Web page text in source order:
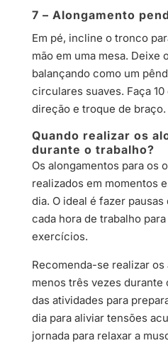
7 – Alongamento
Em pé, incline o tronco
mão em uma mesa. Deixe
balançando como um
circulares suaves. Faça
direção e troque de braço.
Quando realizar os
durante o trabalho?
Os alongamentos para os
realizados em momentos
dia. O ideal é fazer pausas
cada hora de trabalho
exercícios.
Recomenda-se realizar
menos três vezes
das atividades para
dia para aliviar tensões
jornada para relaxar a